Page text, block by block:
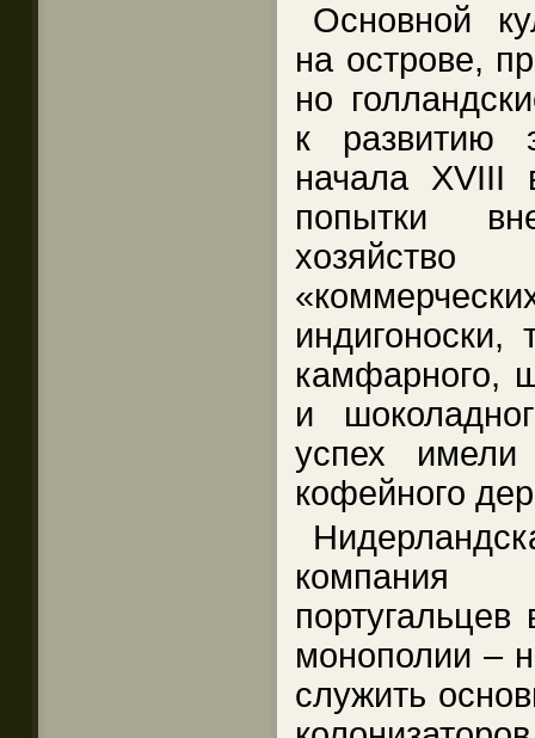
Основной
на острове,
но
к развитию
начала XVIII
попытки
индигоноски,
камфарного,
и
успех
кофейного
компания
монополии –
служить